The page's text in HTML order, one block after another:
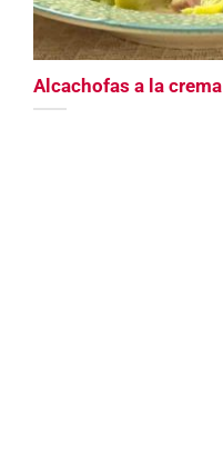
Alcachofas a la crema